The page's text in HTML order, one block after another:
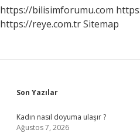
https://bilisimforumu.com
https://reye.com.trSitemap
Sidebar
Son Yazılar
Kadın nasıl doyuma ulaşır ?
Ağustos 7, 2026